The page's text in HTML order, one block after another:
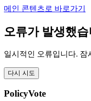
메인 콘텐츠로 바로가기
오류가 발생했
일시적인 오류입니다. 잠
다시 시도
PolicyVote